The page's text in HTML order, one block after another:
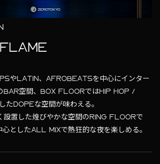
やLATIN、AFROBEATSを中心にインター
BAR空間、BOX FLOORではHIP HOP /
たDOPEな空間が味わえる。
設置した煌びやかな空間のRING FLOORで
としたALL MIXで熱狂的な夜を楽しめる。